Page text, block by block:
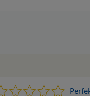
1 2 3 4 5